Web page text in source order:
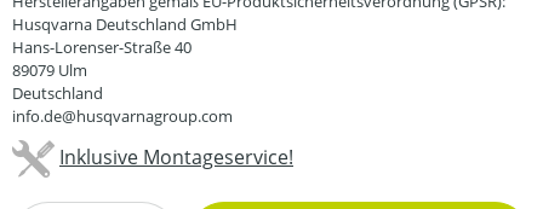
Husqvarna Deutschland GmbH
Hans-Lorenser-Straße 40
89079 Ulm
Deutschland
info.de@husqvarnagroup.com
Inklusive Montageservice!